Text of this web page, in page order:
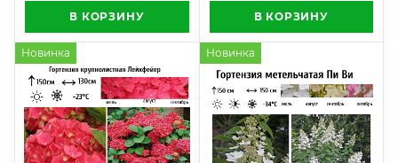
В КОРЗИНУ В КОРЗИНУ
Новинка Новинка